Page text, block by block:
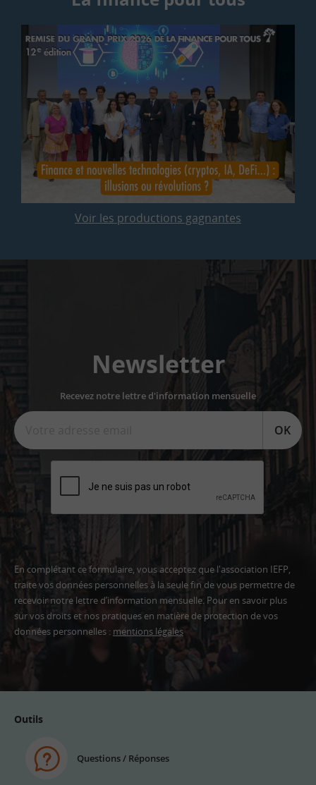
Voir les productions gagnantes
Newsletter
Recevez notre lettre d'information mensuelle
OK
En complétant ce formulaire, vous acceptez que l'association IEFP,
traite vos données personnelles à la seule fin de vous permettre de
recevoir notre lettre d’information mensuelle. Pour en savoir plus
sur vos droits et nos pratiques en matière de protection de vos
données personnelles : mentions légales
Outils
Questions / Réponses